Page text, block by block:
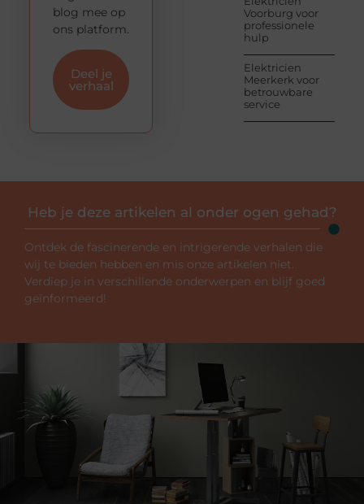
Voorburg voor
professionele
hulp
Elektricien
Meerkerk voor
betrouwbare
service
blog mee op
ons platform.
Deel je
verhaal
Heb je deze artikelen al onder ogen gehad?
Ontdek de fascinerende en intrigerende verhalen die
wij te bieden hebben en mis onze artikelen niet.
Verdiep je in verschillende onderwerpen en blijf goed
geïnformeerd!